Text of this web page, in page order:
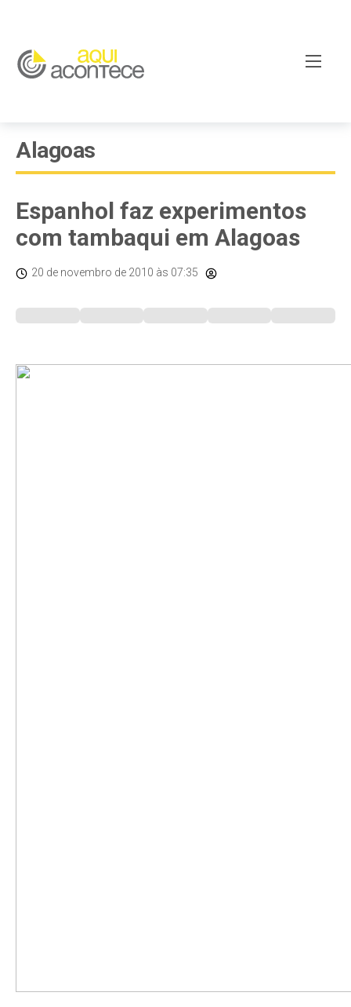
Alagoas
Espanhol faz experimentos
com tambaqui em Alagoas
20 de novembro de 2010 às 07:35